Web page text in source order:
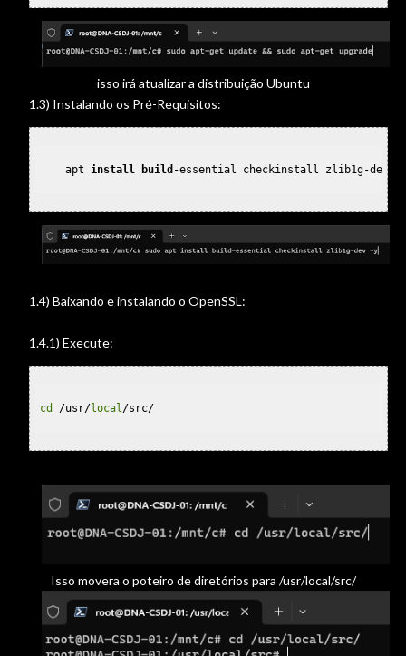
isso irá atualizar a distribuição Ubuntu
1.3) Instalando os Pré-Requisitos:
    apt
install build -essential checkinstall zlib1g-dev -
1.4) Baixando e instalando o OpenSSL:
1.4.1) Execute:
cd /usr/local/src/
Isso movera o poteiro de diretórios para /usr/local/src/